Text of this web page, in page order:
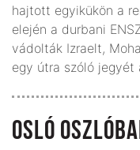
hajtott egyikükön a
elején a durbani
vádolták Izraelt,
egy útra szóló jegyét
OSLÓ